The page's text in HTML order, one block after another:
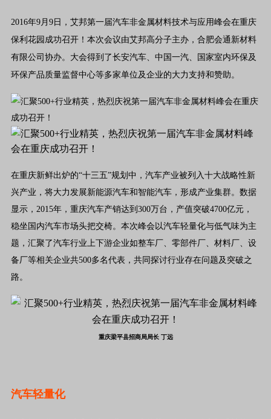
2016年9月9日，艾邦第一届汽车非金属材料技术与应用峰会在重庆
保利花园成功召开！本次会议由艾邦高分子主办，合肥会通新材料
有限公司协办。大会得到了长安汽车、中国一汽、国家室内环保及
环保产品质量监督中心等多家单位及企业的大力支持和赞助。
在重庆新鲜出炉的“十三五”规划中，汽车产业被列入十大战略性新
兴产业，将大力发展新能源汽车和智能汽车，形成产业集群。数据
显示，2015年，重庆汽车产销达到300万台，产值突破4700亿元，
稳坐国内汽车市场头把交椅。本次峰会以汽车轻量化与低气味为主
题，汇聚了汽车行业上下游企业如整车厂、零部件厂、材料厂、设
备厂等相关企业共500多名代表，共同探讨行业存在问题及突破之
路。
重庆梁平县招商局局长 丁远
汽车轻量化